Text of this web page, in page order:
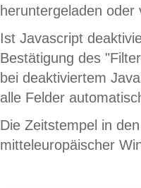
heruntergeladen oder
Ist Javascript
Bestätigung des
bei deaktiviertem
alle Felder
Die Zeitstempel in
mitteleuropäischer